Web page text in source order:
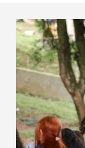
content